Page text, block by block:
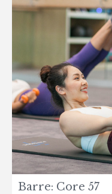
Barre: Core 57